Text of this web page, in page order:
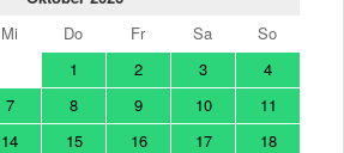
Mi Do Fr Sa
So
1
2 3
4
7 8 9 10
11
14 15 16 17
18